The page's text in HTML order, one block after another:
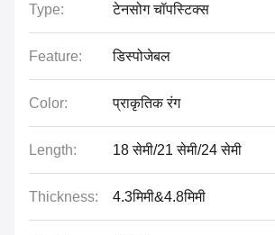
Type: टेनसोग चॉपस्टिक्स
Feature: डिस्पोजेबल
Color: प्राकृतिक रंग
Length: 18 सेमी/21 सेमी/24 सेमी
Thickness: 4.3मिमी&4.8मिमी